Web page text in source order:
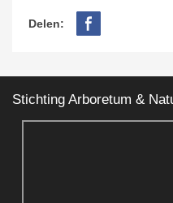
Delen:
Stichting Arboretum &